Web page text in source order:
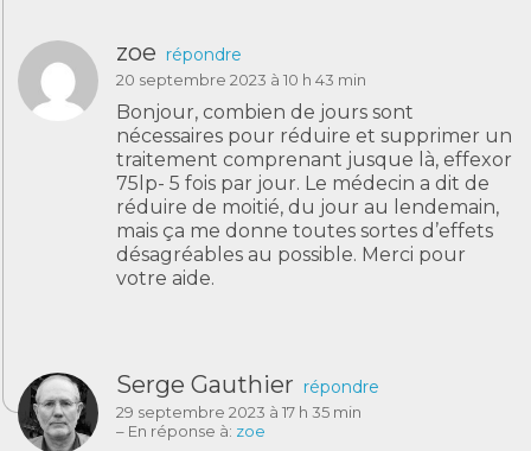
zoe répondre
20 septembre 2023 à 10 h 43 min
Bonjour, combien de jours sont
nécessaires pour réduire et supprimer un
traitement comprenant jusque là, effexor
75lp- 5 fois par jour. Le médecin a dit de
réduire de moitié, du jour au lendemain,
mais ça me donne toutes sortes d’effets
désagréables au possible. Merci pour
votre aide.
Serge Gauthier répondre
29 septembre 2023 à 17 h 35 min
– En réponse à: zoe